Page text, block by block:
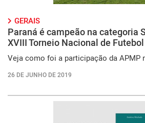
GERAIS
Paraná é campeão na categoria
XVIII Torneio Nacional de
Veja como foi a participação da APMP
26 DE JUNHO DE 2019